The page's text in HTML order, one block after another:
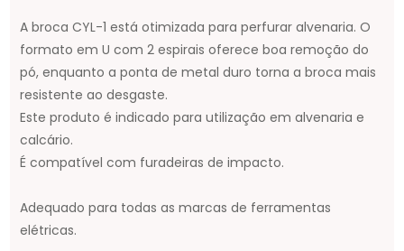
A broca CYL-1 está otimizada para perfurar alvenaria. O
formato em U com 2 espirais oferece boa remoção do
pó, enquanto a ponta de metal duro torna a broca mais
resistente ao desgaste.
Este produto é indicado para utilização em alvenaria e
calcário.
É compatível com furadeiras de impacto.
Adequado para todas as marcas de ferramentas
elétricas.